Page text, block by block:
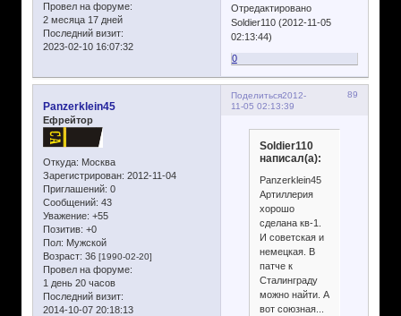
Провел на форуме:
2 месяца 17 дней
Последний визит:
2023-02-10 16:07:32
Отредактировано
Soldier110 (2012-11-05
02:13:44)
0
Поделиться 89
2012-
11-05 02:13:39
Panzerklein45
Ефрейтор
Откуда: Москва
Зарегистрирован: 2012-11-04
Приглашений: 0
Сообщений: 43
Уважение: +55
Позитив: +0
Пол: Мужской
Возраст: 36 [1990-02-20]
Провел на форуме:
1 день 20 часов
Последний визит:
2014-10-07 20:18:13
Soldier110
написал(а):
Panzerklein45
Артиллерия
хорошо
сделана кв-1.
И советская и
немецкая. В
патче к
Сталинграду
можно найти. А
вот союзная...